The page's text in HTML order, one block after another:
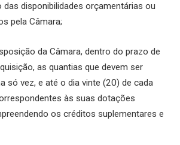
disponibilidades orçamentárias ou
pela Câmara;
da Câmara, dentro do prazo de
as quantias que devem ser
só vez, e até o dia vinte (20) de cada
às suas dotações
os créditos suplementares e